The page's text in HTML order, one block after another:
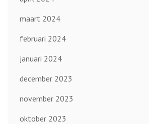
maart 2024
februari 2024
januari 2024
december 2023
november 2023
oktober 2023